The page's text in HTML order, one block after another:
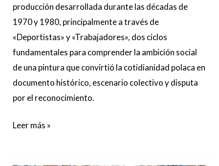
producción desarrollada durante las décadas de
1970 y 1980, principalmente a través de
«Deportistas» y «Trabajadores», dos ciclos
fundamentales para comprender la ambición social
de una pintura que convirtió la cotidianidad polaca en
documento histórico, escenario colectivo y disputa
por el reconocimiento.
Leer más »